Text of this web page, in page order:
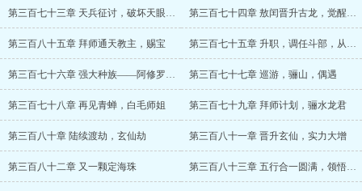
第三百七十三章 天兵征讨，破坏天眼人计划 第三百七十四章 敖闰晋升古龙，觉醒前世宿慧
第三百八十五章 拜师通天教主，赐宝 第三百七十五章 升职，调任斗部，从九品巡游使
第三百七十六章 强大种族——阿修罗一族 第三百七十七章 巡游，骊山，偶遇
第三百七十八章 再见青蝉，白毛师姐 第三百七十九章 拜师计划，骊水龙君
第三百八十章 陆续渡劫，玄仙劫 第三百八十一章 晋升玄仙，实力大增
第三百八十二章 又一颗定海珠 第三百八十三章 五行合一圆满，领悟五色神光